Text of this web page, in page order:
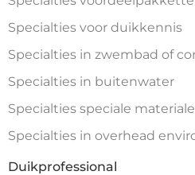
Specialties voor duikkennis
Specialties in zwembad of
Specialties in buitenwater
Specialties speciale
Specialties in overhead
Duikprofessional